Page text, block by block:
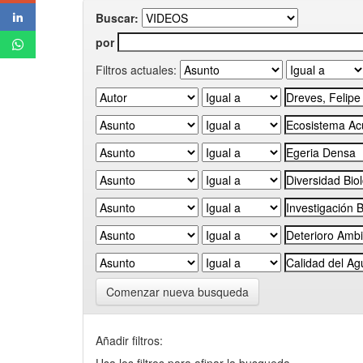
Buscar:
por
Filtros actuales:
Comenzar nueva busqueda
Añadir filtros: